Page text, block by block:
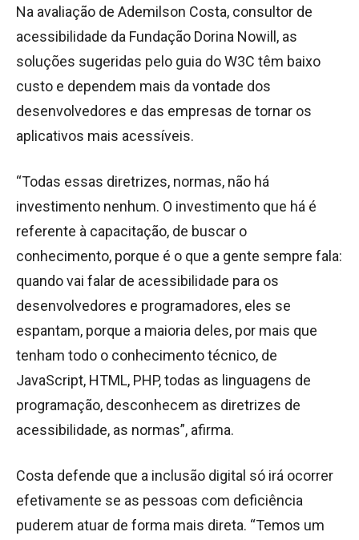
Na avaliação de Ademilson Costa, consultor de
acessibilidade da Fundação Dorina Nowill, as
soluções sugeridas pelo guia do W3C têm baixo
custo e dependem mais da vontade dos
desenvolvedores e das empresas de tornar os
aplicativos mais acessíveis.
“Todas essas diretrizes, normas, não há
investimento nenhum. O investimento que há é
referente à capacitação, de buscar o
conhecimento, porque é o que a gente sempre fala:
quando vai falar de acessibilidade para os
desenvolvedores e programadores, eles se
espantam, porque a maioria deles, por mais que
tenham todo o conhecimento técnico, de
JavaScript, HTML, PHP, todas as linguagens de
programação, desconhecem as diretrizes de
acessibilidade, as normas”, afirma.
Costa defende que a inclusão digital só irá ocorrer
efetivamente se as pessoas com deficiência
puderem atuar de forma mais direta. “Temos um